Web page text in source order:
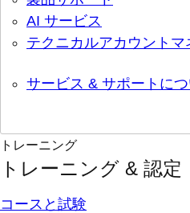
AI サービス
テクニカルアカウント
サービス & サポートに
トレーニング
トレーニング & 認定
コースと試験